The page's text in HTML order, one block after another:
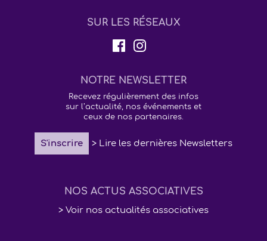
SUR LES RÉSEAUX
NOTRE NEWSLETTER
Recevez régulièrement des infos
sur l’actualité, nos événements et
ceux de nos partenaires.
S'inscrire > Lire les dernières Newsletters
NOS ACTUS ASSOCIATIVES
> Voir nos actualités associatives